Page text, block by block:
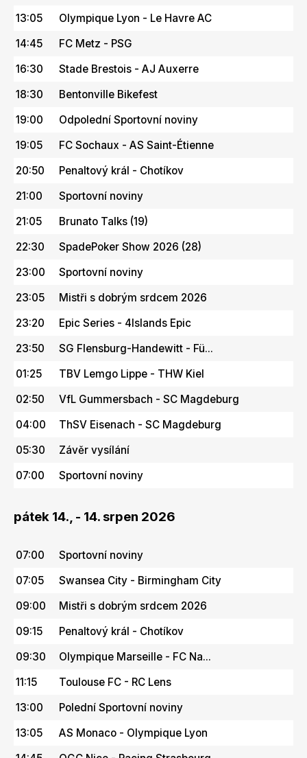
13:05
Olympique Lyon - Le Havre AC
14:45
FC Metz - PSG
16:30
Stade Brestois - AJ Auxerre
18:30
Bentonville Bikefest
19:00
Odpolední Sportovní noviny
19:05
FC Sochaux - AS Saint-Étienne
20:50
Penaltový král - Chotíkov
21:00
Sportovní noviny
21:05
Brunato Talks (19)
22:30
SpadePoker Show 2026 (28)
23:00
Sportovní noviny
23:05
Mistři s dobrým srdcem 2026
23:20
Epic Series - 4Islands Epic
23:50
SG Flensburg-Handewitt - Fü...
01:25
TBV Lemgo Lippe - THW Kiel
02:50
VfL Gummersbach - SC Magdeburg
04:00
ThSV Eisenach - SC Magdeburg
05:30
Závěr vysílání
07:00
Sportovní noviny
pátek 14., - 14. srpen 2026
07:00
Sportovní noviny
07:05
Swansea City - Birmingham City
09:00
Mistři s dobrým srdcem 2026
09:15
Penaltový král - Chotíkov
09:30
Olympique Marseille - FC Na...
11:15
Toulouse FC - RC Lens
13:00
Polední Sportovní noviny
13:05
AS Monaco - Olympique Lyon